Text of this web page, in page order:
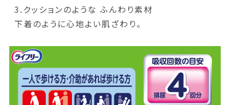
3.クッションのような ふんわり素材
下着のように心地よい肌ざわり。